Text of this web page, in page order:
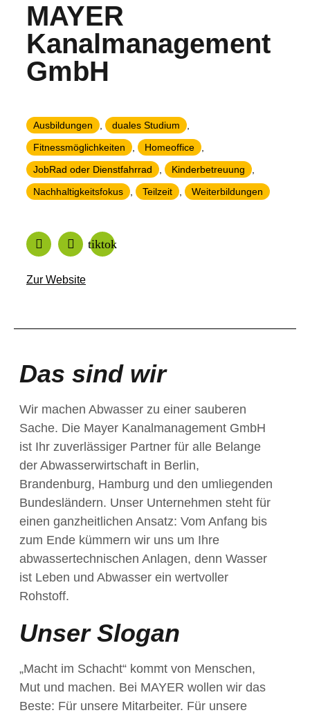
MAYER
Kanalmanagement
GmbH
Ausbildungen duales Studium
Fitnessmöglichkeiten
Homeoffice
JobRad oder Dienstfahrrad
Kinderbetreuung
Nachhaltigkeitsfokus
Teilzeit Weiterbildungen
Zur Website
Das sind wir
Wir machen Abwasser zu einer sauberen
Sache. Die Mayer Kanalmanagement GmbH
ist Ihr zuverlässiger Partner für alle Belange
der Abwasserwirtschaft in Berlin,
Brandenburg, Hamburg und den umliegenden
Bundesländern. Unser Unternehmen steht für
einen ganzheitlichen Ansatz: Vom Anfang bis
zum Ende kümmern wir uns um Ihre
abwassertechnischen Anlagen, denn Wasser
ist Leben und Abwasser ein wertvoller
Rohstoff.
Unser Slogan
„Macht im Schacht“ kommt von Menschen,
Mut und machen. Bei MAYER wollen wir das
Beste: Für unsere Mitarbeiter. Für unsere